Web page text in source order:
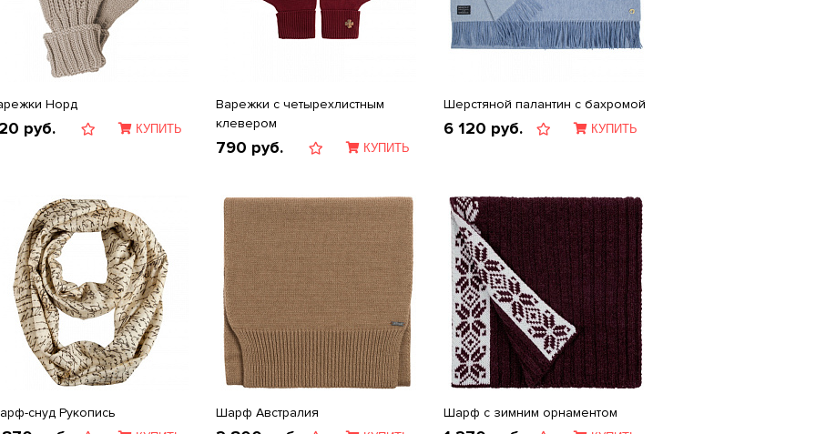
Норд
руб. КУПИТЬ
Варежки с четырехлистным
клевером
790 руб. КУПИТЬ
Шерстяной палантин с бахромой
6 120 руб. КУПИТЬ
снуд Рукопись Шарф Австралия Шарф с зимним орнаментом